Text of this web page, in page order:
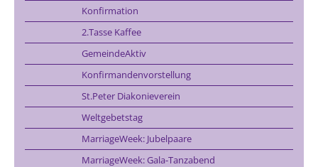
Konfirmation
2.Tasse Kaffee
GemeindeAktiv
Konfirmandenvorstellung
St.Peter Diakonieverein
Weltgebetstag
MarriageWeek: Jubelpaare
MarriageWeek: Gala-Tanzabend